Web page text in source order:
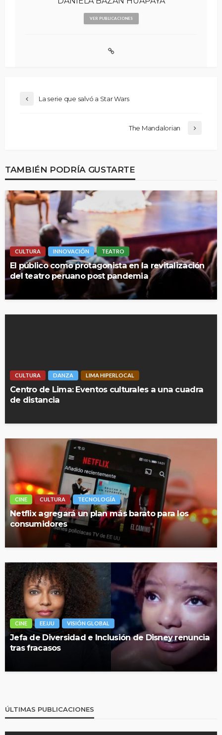
VER PUBLICACIONES
La serie que salvó a Star Wars
The Mandalorian
TAMBIÉN PODRÍA GUSTARTE
CULTURA INNOVACIÓN TEATRO
El público como protagonista en la revitalización
del teatro peruano post pandemia
CULTURA DANZA LIMA HIPERLOCAL
Centro de Lima: Eventos culturales a una cuadra
de distancia
CINE CULTURA TECNOLOGÍA
Netflix agregará un plan más barato para los
consumidores
CINE EE.UU VISIÓN GLOBAL
Jefa de Diversidad e Inclusión de Disney renuncia
tras fracasos
ÚLTIMAS PUBLICACIONES